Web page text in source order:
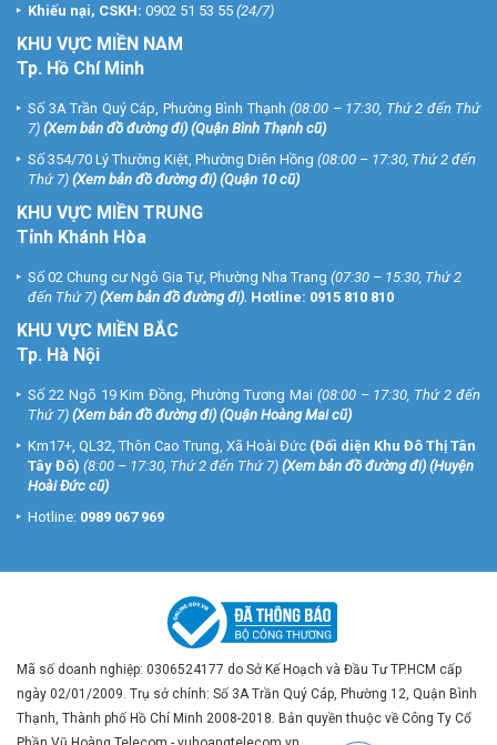
Khiếu nại, CSKH: 0902 51 53 55 (24/7)
KHU VỰC MIỀN NAM
Tp. Hồ Chí Minh
Số 3A Trần Quý Cáp, Phường Bình Thạnh (08:00 – 17:30, Thứ 2 đến Thứ
7) (Xem bản đồ đường đi) (Quận Bình Thạnh cũ)
Số 354/70 Lý Thường Kiệt, Phường Diên Hồng (08:00 – 17:30, Thứ 2 đến
Thứ 7) (Xem bản đồ đường đi) (Quận 10 cũ)
KHU VỰC MIỀN TRUNG
Tỉnh Khánh Hòa
Số 02 Chung cư Ngô Gia Tự, Phường Nha Trang (07:30 – 15:30, Thứ 2
đến Thứ 7) (Xem bản đồ đường đi). Hotline: 0915 810 810
KHU VỰC MIỀN BẮC
Tp. Hà Nội
Số 22 Ngõ 19 Kim Đồng, Phường Tương Mai (08:00 – 17:30, Thứ 2 đến
Thứ 7) (Xem bản đồ đường đi) (Quận Hoàng Mai cũ)
Km17+, QL32, Thôn Cao Trung, Xã Hoài Đức (Đối diện Khu Đô Thị Tân
Tây Đô) (8:00 – 17:30, Thứ 2 đến Thứ 7) (Xem bản đồ đường đi) (Huyện
Hoài Đức cũ)
Hotline: 0989 067 969
Mã số doanh nghiệp: 0306524177 do Sở Kế Hoạch và Đầu Tư TP.HCM cấp
ngày 02/01/2009. Trụ sở chính: Số 3A Trần Quý Cáp, Phường 12, Quận Bình
Thạnh, Thành phố Hồ Chí Minh 2008-2018. Bản quyền thuộc về Công Ty Cổ